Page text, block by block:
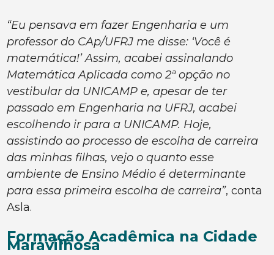
“Eu pensava em fazer Engenharia e um
professor do CAp/UFRJ me disse: ‘Você é
matemática!’ Assim, acabei assinalando
Matemática Aplicada como 2ª opção no
vestibular da UNICAMP e, apesar de ter
passado em Engenharia na UFRJ, acabei
escolhendo ir para a UNICAMP. Hoje,
assistindo ao processo de escolha de carreira
das minhas filhas, vejo o quanto esse
ambiente de Ensino Médio é determinante
para essa primeira escolha de carreira”, conta
Asla.
Formação Acadêmica na Cidade
Maravilhosa